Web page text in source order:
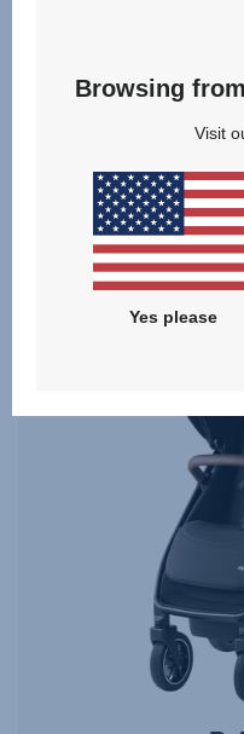
Browsing
Visit
Yes please